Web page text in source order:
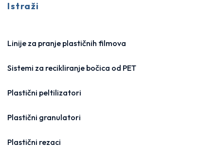
Istraži
Linije za pranje plastičnih filmova
Sistemi za recikliranje bočica od PET
Plastični peltilizatori
Plastični granulatori
Plastični rezaci